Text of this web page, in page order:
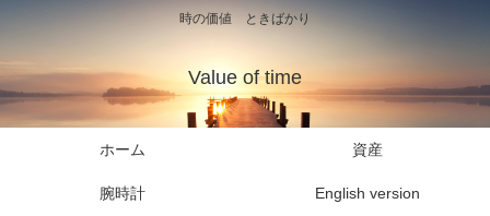
時の価値 ときばかり
Value of time
ホーム 資産
腕時計 English version